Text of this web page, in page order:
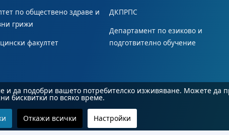
по обществено здраве и
грижи
факултет
ДКПРПС
Департамент по езиково и
подготвително обучение
и да подобри вашето потребителско изживяване. Можете да
бисквитки по всяко време.
Откажи всички Настройки